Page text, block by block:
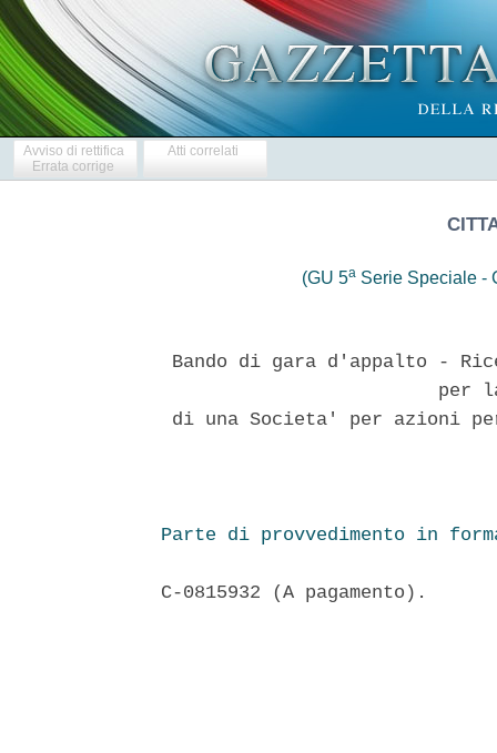
Avviso di rettifica
Errata corrige
Atti correlati
(GU 5a Serie Speciale -
Bando di gara d'appalto -
per
di una Societa' per azioni
Parte di provvedimento in